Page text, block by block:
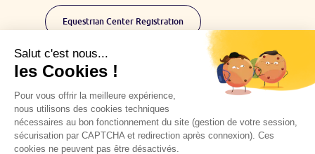
Equestrian Center Registration
Stay in touch:
Subscribe to our Newsletter to follow the My-UUU
adventure
Got a question? Write to us
Want to partner with My-UUU? Contact us